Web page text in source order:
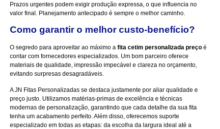
Prazos urgentes podem exigir produção expressa, o que influencia no
valor final. Planejamento antecipado é sempre o melhor caminho.
Como garantir o melhor custo-benefício?
O segredo para aproveitar ao máximo a fita cetim personalizada preço é
contar com fornecedores especializados. Um bom parceiro oferece
materiais de qualidade, impressão impecável e clareza no orçamento,
evitando surpresas desagradáveis.
AJN Fitas Personalizadas se destaca justamente por aliar qualidade e
preço justo. Utilizamos matérias-primas de excelência e técnicas
modernas de personalização, garantindo que cada detalhe da sua fita
tenha um acabamento perfeito. Além disso, oferecemos suporte
especializado em todas as etapas: da escolha da largura ideal até a